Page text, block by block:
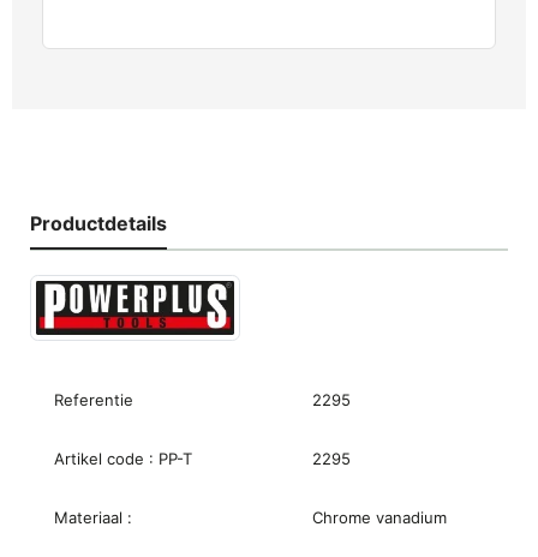
Productdetails
Referentie 2295
Artikel code : PP-T 2295
Materiaal : Chrome vanadium